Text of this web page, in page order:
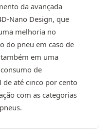
da avançada
Nano Design, que
melhoria no
do pneu em caso de
em uma
de
de até cinco por cento
com as categorias